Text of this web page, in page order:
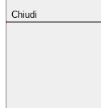
Chiudi